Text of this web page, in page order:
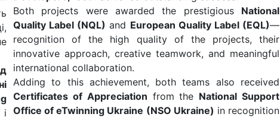
Both projects were awarded the prestigious National
Quality Label (NQL) and European Quality Label (EQL)—
recognition of the high quality of the projects, their
innovative approach, creative teamwork, and meaningful
international collaboration.
Adding to this achievement, both teams also received
Certificates of Appreciation from the National Support
Office of eTwinning Ukraine (NSO Ukraine) in recognition